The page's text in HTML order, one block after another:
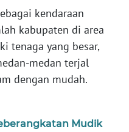
kendaraan
kabupaten di area
tenaga yang besar,
medan terjal
dengan mudah.
Mudik